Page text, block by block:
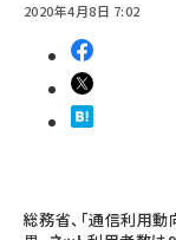
2020年4月8日 7:02
総務省、「通信利用動